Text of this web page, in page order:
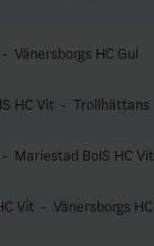
Vänersborgs HC Gul
HC Vit - Trollhättans
Mariestad BoIS HC Vit
Vit - Vänersborgs HC